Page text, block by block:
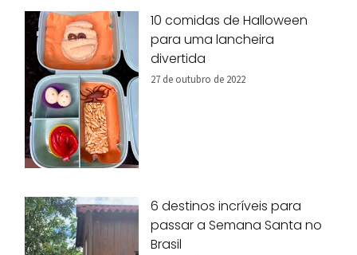
10 comidas de Halloween
para uma lancheira
divertida
27 de outubro de 2022
6 destinos incríveis para
passar a Semana Santa no
Brasil